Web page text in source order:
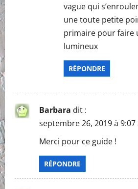
vague qui
une toute petite
primaire pour faire
lumineux
RÉPONDRE
Barbara dit :
septembre 26, 2019 à 9:07
Merci pour ce guide !
RÉPONDRE